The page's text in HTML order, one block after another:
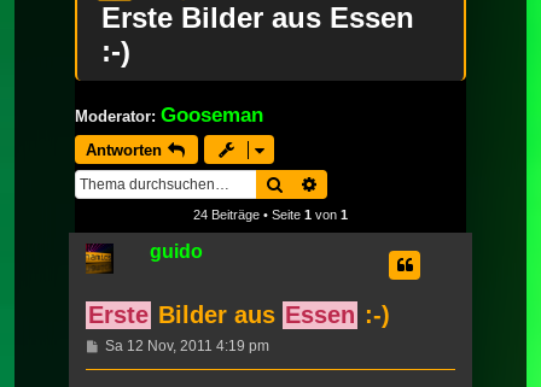
Erste Bilder aus Essen
:-)
Moderator: Gooseman
Antworten
Suche
24 Beiträge • Seite 1 von 1
guido
Erste Bilder aus Essen :-)
Beitrag
Sa 12 Nov, 2011 4:19 pm